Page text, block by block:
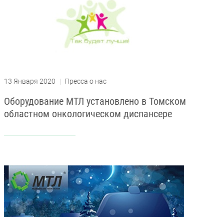
13 Января 2020 | Пресса о нас
Оборудование МТЛ установлено в Томском
областном онкологическом диспансере